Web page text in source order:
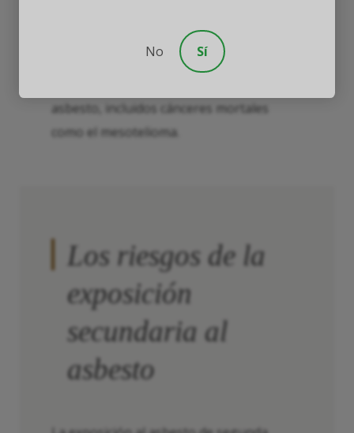
Hoy, al menos 1 de cada 10 residentes de
Libby ha sido diagnosticado con
asbesto, incluidos cánceres mortales
como el mesotelioma.
Los riesgos de la
exposición
secundaria al
asbesto
No Sí